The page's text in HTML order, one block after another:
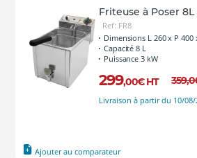
Friteuse à Poser
Ref: FR8
Dimensions L 260 x P 400
Capacité 8 L
Puissance 3 kW
299,00€ HT 359
Livraison à partir du 10/08/
Ajouter au comparateur